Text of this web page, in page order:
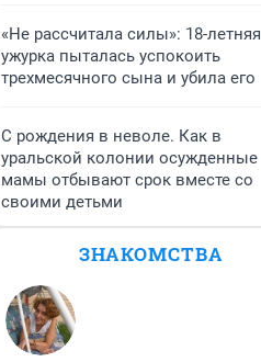
«Не рассчитала силы»: 18-летняя
ужурка пыталась успокоить
трехмесячного сына и убила его
С рождения в неволе. Как в
уральской колонии осужденные
мамы отбывают срок вместе со
своими детьми
ЗНАКОМСТВА